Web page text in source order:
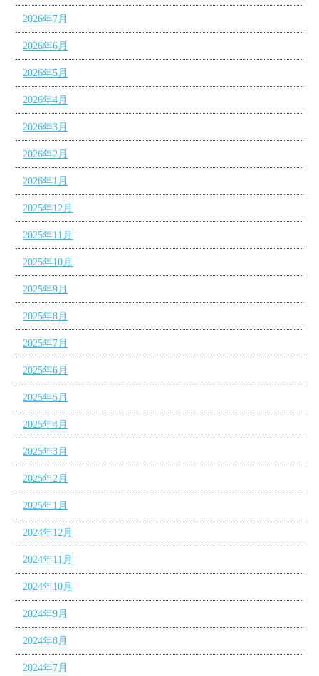
2026年7月
2026年6月
2026年5月
2026年4月
2026年3月
2026年2月
2026年1月
2025年12月
2025年11月
2025年10月
2025年9月
2025年8月
2025年7月
2025年6月
2025年5月
2025年4月
2025年3月
2025年2月
2025年1月
2024年12月
2024年11月
2024年10月
2024年9月
2024年8月
2024年7月